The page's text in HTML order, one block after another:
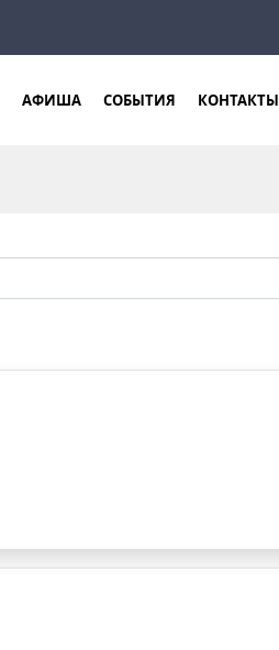
АФИША СОБЫТИЯ КОНТАКТЫ